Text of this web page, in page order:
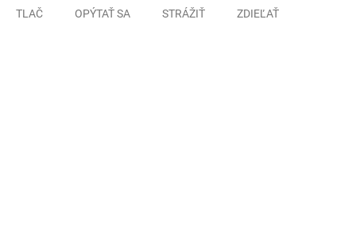
TLAČ OPÝTAŤ SA STRÁŽIŤ ZDIEĽAŤ